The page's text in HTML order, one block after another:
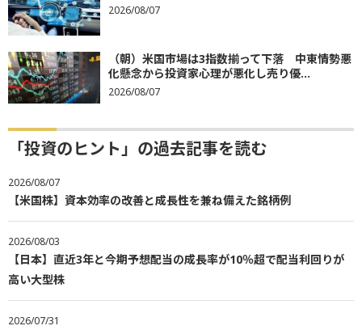
2026/08/07
（朝）米国市場は3指数揃って下落 中東情勢悪
化懸念から投資家心理が悪化し売り優...
2026/08/07
「投資のヒント」の過去記事を読む
2026/08/07
【米国株】資本効率の改善と成長性を兼ね備えた銘柄例
2026/08/03
【日本】直近3年と今期予想配当の成長率が10％超で配当利回りが
高い大型株
2026/07/31